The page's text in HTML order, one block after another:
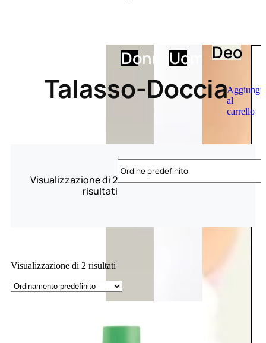
DonnaUomoDeo
Aggiungi
al
carrello
Talasso-Doccia
Visualizzazione di 2
risultati
Visualizzazione di 2 risultati